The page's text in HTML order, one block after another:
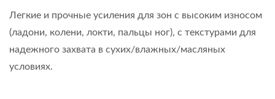
Легкие и прочные усиления для зон с высоким износом
(ладони, колени, локти, пальцы ног), с текстурами для
надежного захвата в сухих/влажных/масляных
условиях.